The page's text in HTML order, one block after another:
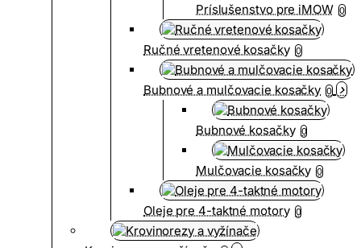
Príslušenstvo pre iMOW 0
Ručné vretenové kosačky 0
Bubnové a mulčovacie kosačky 0
Bubnové kosačky 0
Mulčovacie kosačky 0
Oleje pre 4-taktné motory 0